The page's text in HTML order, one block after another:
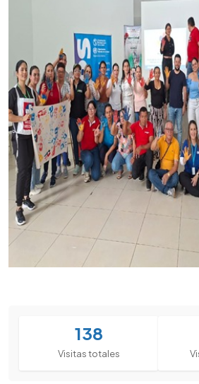
138
Visitas totales